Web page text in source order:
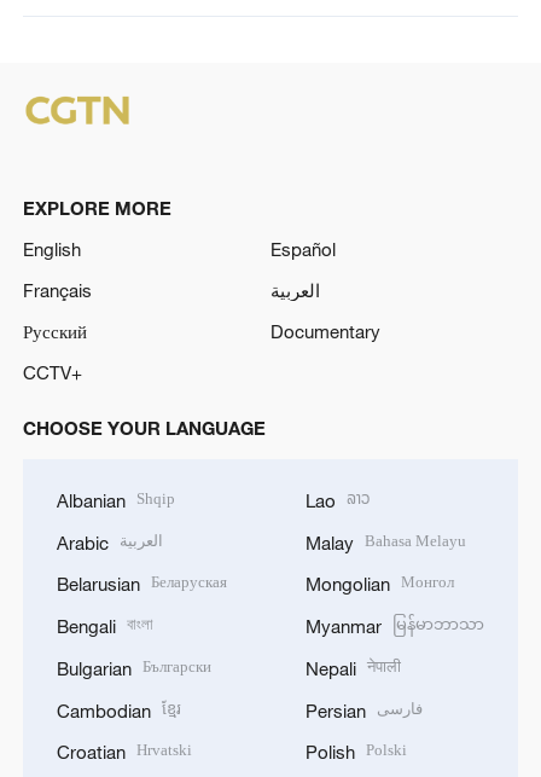
EXPLORE MORE
English
Español
Français
العربية
Русский
Documentary
CCTV+
CHOOSE YOUR LANGUAGE
Albanian Shqip
Arabic العربية
Belarusian Беларуская
Bengali বাংলা
Bulgarian Български
Cambodian ខ្មែរ
Croatian Hrvatski
Lao ລາວ
Malay Bahasa Melayu
Mongolian Монгол
Myanmar မြန်မာဘာသာ
Nepali नेपाली
Persian فارسی
Polish Polski